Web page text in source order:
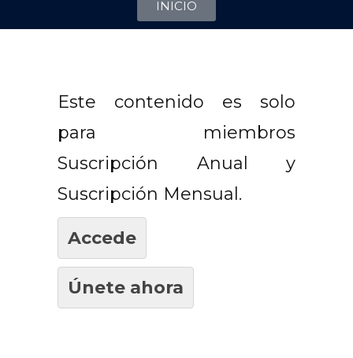
INICIO
Este contenido es solo
para miembros
Suscripción Anual y
Suscripción Mensual.
Accede
Únete ahora